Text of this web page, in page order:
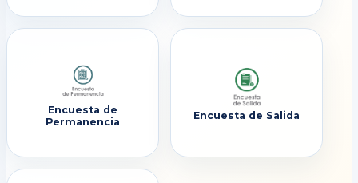
Encuesta de
Permanencia
Encuesta de Salida